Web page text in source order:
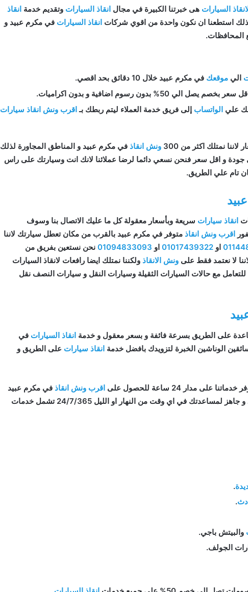
السيارات هى خبرتنا الكبيرة في مجال انقاذ السيارات وتقديم خدمة انقاذ
استطعنا ان نكون واحدة من اقوي شركات انقاذ السيارات في مكرم عبيد و
المحافظات.
الي موقعك في مكرم عبيد خلال 10 دقائق بحد اقصي.
سعر بخصم يصل الي 50% بدون رسوم اضافية و بدون اكراميات.
علي الواتساب إلى فريق خدمة العملاء ليتم ربطك بـاقرب ونش انقاذ سيارات
نمتلك اكثر من 300 ونش انقاذ في مكرم عبيد و المناطق المجاورة لذلك
جودة و اقل سعر فنحن نسعي دائما لرضا عملائنا لانك انت وسيارتك على راس
تام علي الطريق.
انقاذ سيارات سريعة وبأسعار معقولة كل ما عليك الاتصال بنا وسوف
اقرب ونش انقاذ متوفر في مكرم عبيد بالقرب من مكان تعطل سيارتك لاننا
او 01017439322 او 01094833093 نحن نستعين بفريق من
لا نعتمد فقط على ونش الانقاذ ولكننا نمتلك ايضا رافعات لانقاذ السيارات
مع حالات السيارات الثقيلة وسيارات النقل و سيارات النصف نقل
على الطريق بسرعة فائفة و بسعر معقول و خدمة انقاذ السيارات في
الوناشين الخبرة لتزويدك بافضل خدمة انقاذ سيارات على الطريق و
مدار 24 ساعة للحصول على اقرب ونش انقاذ في مكرم عبيد
لمساعدتك في اي وقت من النهار او الليل 24/7/365 تشمل خدمات
.
.
والبيتش باجي.
الجولف.